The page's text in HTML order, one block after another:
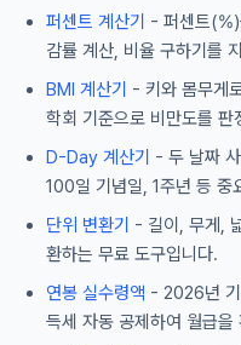
퍼센트 계산기 - 퍼센트(%)
감률 계산, 비율 구하기를
BMI 계산기 - 키와 몸무게
학회 기준으로 비만도를 판
D-Day 계산기 - 두 날짜
100일 기념일, 1주년 등 중
단위 변환기 - 길이, 무게,
환하는 무료 도구입니다.
연봉 실수령액 - 2026년 기
득세 자동 공제하여 월급을